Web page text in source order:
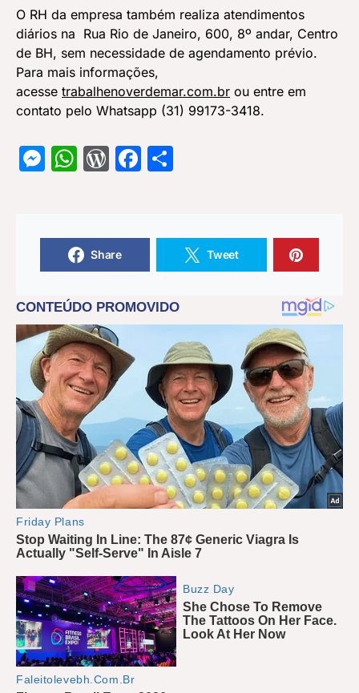
O RH da empresa também realiza atendimentos
diários na Rua Rio de Janeiro, 600, 8º andar, Centro
de BH, sem necessidade de agendamento prévio.
Para mais informações,
acesse trabalhenoverdemar.com.br ou entre em
contato pelo Whatsapp (31) 99173-3418.
Messenger
WhatsApp
WordPress
Facebook
Share Tweet